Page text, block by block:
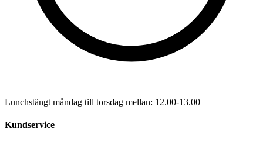
Lunchstängt måndag till torsdag mellan: 12.00-13.00
Kundservice